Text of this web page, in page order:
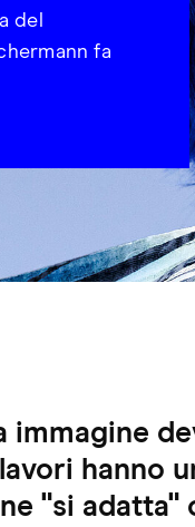
del
fa
immagine
hanno
"si adatta"